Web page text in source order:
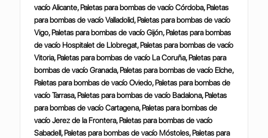
vacío Alicante, Paletas para bombas de vacío Córdoba, Paletas
para bombas de vacío Valladolid, Paletas para bombas de vacío
Vigo, Paletas para bombas de vacío Gijón, Paletas para bombas
de vacío Hospitalet de Llobregat, Paletas para bombas de vacío
Vitoria, Paletas para bombas de vacío La Coruña, Paletas para
bombas de vacío Granada, Paletas para bombas de vacío Elche,
Paletas para bombas de vacío Oviedo, Paletas para bombas de
vacío Tarrasa, Paletas para bombas de vacío Badalona, Paletas
para bombas de vacío Cartagena, Paletas para bombas de
vacío Jerez de la Frontera, Paletas para bombas de vacío
Sabadell, Paletas para bombas de vacío Móstoles, Paletas para